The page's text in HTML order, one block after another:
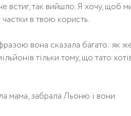
встиг, так вийшло. Я хочу, щоб
в твою користь.
вона сказала багато: як
тільки тому, що тато
мама, забрала Льоню і вони